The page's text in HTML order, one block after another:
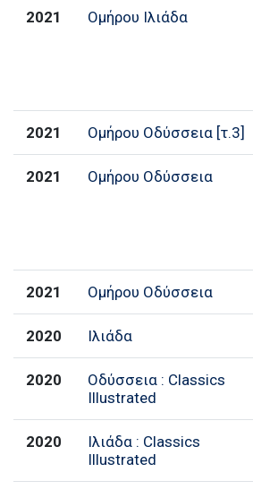
2021 Ομήρου Ιλιάδα
2021 Ομήρου Οδύσσεια [τ.3]
2021 Ομήρου Οδύσσεια
2021 Ομήρου Οδύσσεια
2020 Ιλιάδα
2020
Οδύσσεια : Classics
Illustrated
2020
Ιλιάδα : Classics
Illustrated